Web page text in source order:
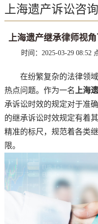
上海遗产诉讼咨询
上海遗产继承律师视
时间：2025-03-29 08:52
在纷繁复杂的法律领域
热点问题。作为一名 上海
承诉讼时效的规定对于准
的继承诉讼时效规定有着
精准的标尺，规范着各类
限。